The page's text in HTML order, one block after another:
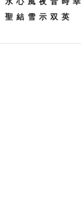
聖 結 雪 示 双 英